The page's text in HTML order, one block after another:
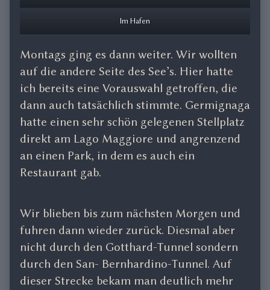
Im Hafen
Montags ging es dann weiter. Wir wollten
auf die andere Seite des See’s. Hier hatte
ich bereits eine Vorauswahl getroffen, die
dann auch tatsächlich stimmte. Germignaga
hatte einen sehr schön gelegenen Stellplatz
direkt am Lago Maggiore und angrenzend
an einen Park, in dem es auch ein
Restaurant gab.
Wir blieben bis zum nächsten Morgen und
fuhren dann wieder zurück. Diesmal aber
nicht durch den Gotthard-Tunnel sondern
durch den San- Bernhardino-Tunnel. Auf
dieser Strecke bekam man deutlich mehr